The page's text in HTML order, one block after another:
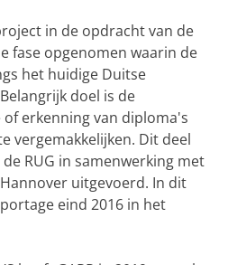
in de opdracht van de
fase opgenomen waarin de
het huidige Duitse
doel is de
erkenning van diploma's
vergemakkelijken. Dit deel
RUG in samenwerking met
uitgevoerd. In dit
eind 2016 in het